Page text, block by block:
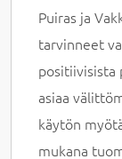
Puiras ja
tarvinneet
positiivisista
asiaa
käytön
mukana